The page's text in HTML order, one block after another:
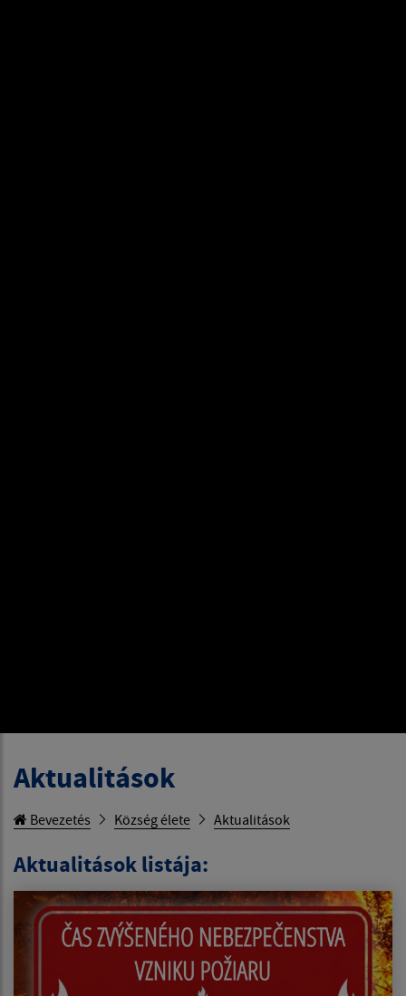
Aktualitások
Bevezetés Község élete Aktualitások
Aktualitások listája: